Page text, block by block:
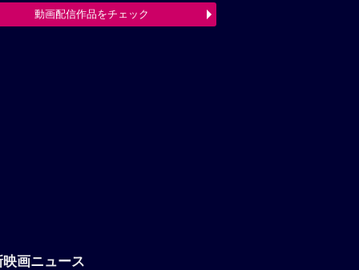
動画配信作品をチェック
映画ニュース